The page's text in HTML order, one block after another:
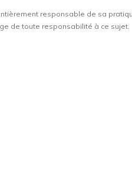
responsable de sa
de toute responsabilité à ce sujet.